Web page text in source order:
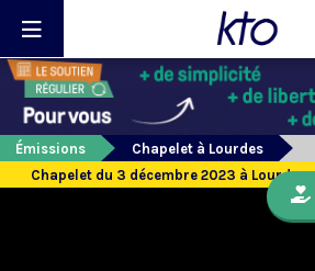
Émissions
Chapelet à Lourdes
Chapelet du 3 décembre 2023 à Lourdes